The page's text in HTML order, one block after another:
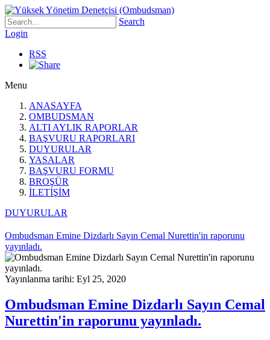
Search
Login
RSS
Menu
ANASAYFA
OMBUDSMAN
ALTI AYLIK RAPORLAR
BAŞVURU RAPORLARI
DUYURULAR
YASALAR
BAŞVURU FORMU
BROŞÜR
İLETİŞİM
DUYURULAR
Ombudsman Emine Dizdarlı Sayın Cemal Nurettin'in raporunu
yayınladı.
Yayınlanma tarihi: Eyl 25, 2020
Ombudsman Emine Dizdarlı Sayın Cemal
Nurettin'in raporunu yayınladı.